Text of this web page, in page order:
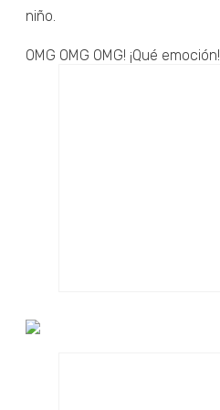
niño.
OMG OMG OMG! ¡Qué emoción!